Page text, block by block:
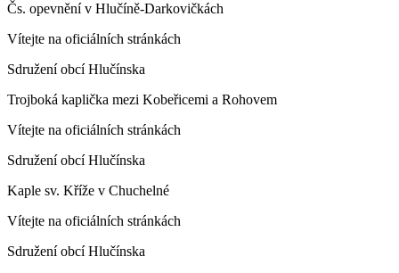
Čs. opevnění v Hlučíně-Darkovičkách
Vítejte na oficiálních stránkách
Sdružení obcí Hlučínska
Trojboká kaplička mezi Kobeřicemi a Rohovem
Vítejte na oficiálních stránkách
Sdružení obcí Hlučínska
Kaple sv. Kříže v Chuchelné
Vítejte na oficiálních stránkách
Sdružení obcí Hlučínska